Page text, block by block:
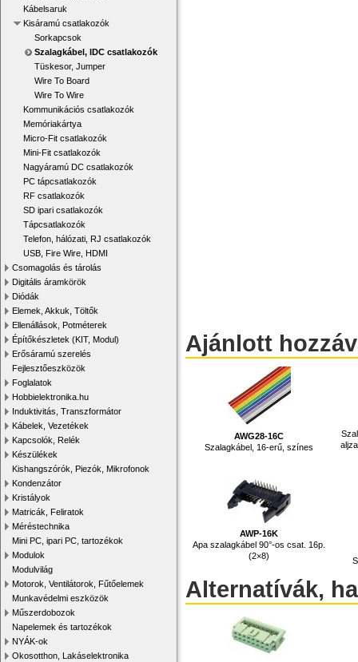
Kábelsaruk
Kisáramú csatlakozók
Sorkapcsok
Szalagkábel, IDC csatlakozók
Tüskesor, Jumper
Wire To Board
Wire To Wire
Kommunikációs csatlakozók
Memóriakártya
Micro-Fit csatlakozók
Mini-Fit csatlakozók
Nagyáramú DC csatlakozók
PC tápcsatlakozók
RF csatlakozók
SD ipari csatlakozók
Tápcsatlakozók
Telefon, hálózati, RJ csatlakozók
USB, Fire Wire, HDMI
Csomagolás és tárolás
Digitális áramkörök
Diódák
Elemek, Akkuk, Töltők
Ellenállások, Potméterek
Építőkészletek (KIT, Modul)
Erősáramú szerelés
Fejlesztőeszközök
Foglalatok
Hobbielektronika.hu
Induktivitás, Transzformátor
Kábelek, Vezetékek
Kapcsolók, Relék
Készülékek
Kishangszórók, Piezók, Mikrofonok
Kondenzátor
Kristályok
Matricák, Feliratok
Méréstechnika
Mini PC, ipari PC, tartozékok
Modulok
Modulvilág
Motorok, Ventilátorok, Fűtőelemek
Munkavédelmi eszközök
Műszerdobozok
Napelemek és tartozékok
NYÁK-ok
Okosotthon, Lakáselektronika
Ajánlott
AWG28-16C
Szalagkábel, 16-erű, színes
AWP-16K
Apa szalagkábel 90°-os csat. 16p.
(2×8)
Alternatívák,